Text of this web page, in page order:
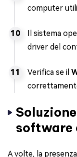
computer
Il sistema
driver del
Verifica se il
software
A volte, la